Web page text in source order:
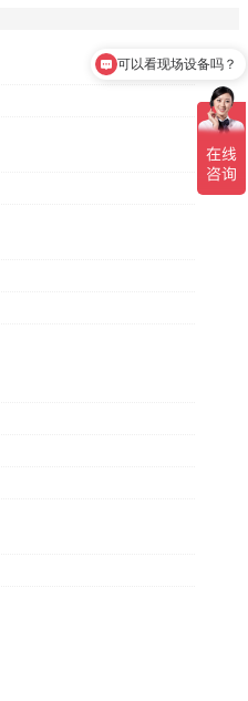
可以看现场设备吗？
有选择性波峰焊吗？